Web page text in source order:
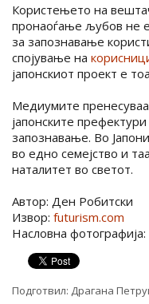
Користењето на
пронаоѓање љубов не
за запознавање
спојување на
јапонскиот проект е
Медиумите
јапонските
запознавање. Во
во едно семејство и
наталитет во светот.
Автор: Ден Робитски
Извор: futurism.com
Насловна фотографија:
Подготвил: Драгана